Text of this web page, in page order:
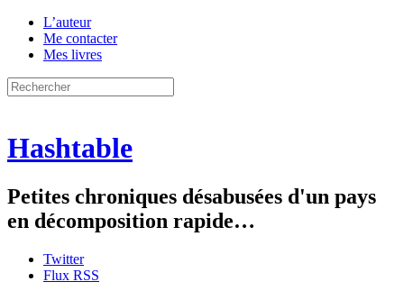
L’auteur
Me contacter
Mes livres
Hashtable
Petites chroniques désabusées d'un pays
en décomposition rapide…
Twitter
Flux RSS